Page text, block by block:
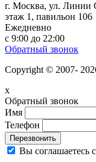
г. Москва, ул. Линии
этаж 1, павильон 106
Ежедневно
с 9:00 до 22:00
Обратный звонок
Copyright © 2007-
x
Обратный звонок
Имя
Телефон
Перезвонить
Вы соглашаетесь с